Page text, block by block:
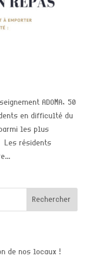
ADOMA, 50
en difficulté du
les plus
Les résidents
de nos locaux !